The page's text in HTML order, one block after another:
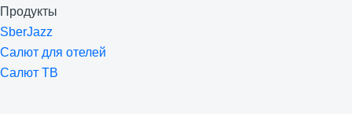
Продукты
SberJazz
Салют для отелей
Салют ТВ